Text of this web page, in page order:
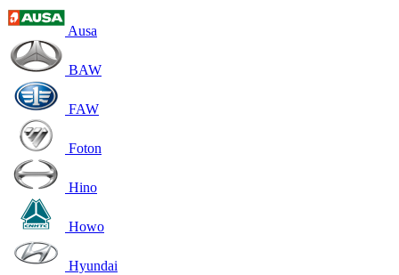
Ausa
BAW
FAW
Foton
Hino
Howo
Hyundai